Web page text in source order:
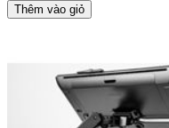
Thêm vào giỏ